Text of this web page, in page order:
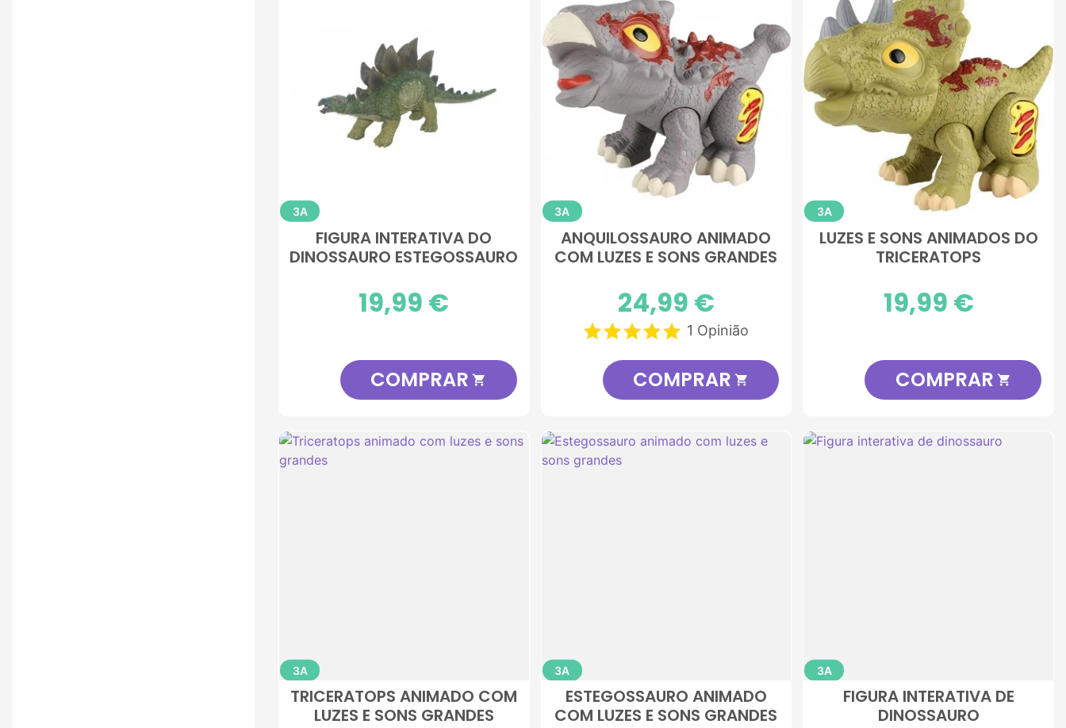
3A
FIGURA INTERATIVA DO
DINOSSAURO ESTEGOSSAURO
Preço
19,99 €
COMPRAR 
3A
ANQUILOSSAURO ANIMADO
COM LUZES E SONS GRANDES
Preço
24,99 €
1 Opinião
COMPRAR 
3A
LUZES E SONS ANIMADOS DO
TRICERATOPS
Preço
19,99 €
COMPRAR 
3A
TRICERATOPS ANIMADO COM
LUZES E SONS GRANDES
3A
ESTEGOSSAURO ANIMADO
COM LUZES E SONS GRANDES
3A
FIGURA INTERATIVA DE
DINOSSAURO